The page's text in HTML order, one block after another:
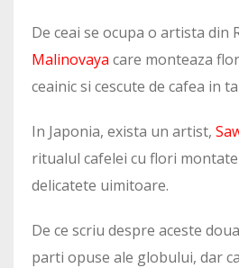
De ceai se ocupa o artista din
Malinovaya care monteaza
ceainic si cescute de cafea in
In Japonia, exista un artist,
ritualul cafelei cu flori
delicatete uimitoare.
De ce scriu despre aceste
parti opuse ale globului, dar